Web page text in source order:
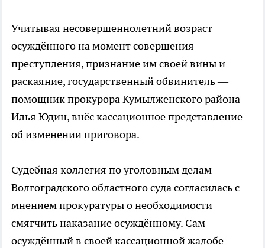
Учитывая несовершеннолетний возраст
осуждённого на момент совершения
преступления, признание им своей вины и
раскаяние, государственный обвинитель —
помощник прокурора Кумылженского района
Илья Юдин, внёс кассационное представление
об изменении приговора.
Судебная коллегия по уголовным делам
Волгоградского областного суда согласилась с
мнением прокуратуры о необходимости
смягчить наказание осуждённому. Сам
осуждённый в своей кассационной жалобе